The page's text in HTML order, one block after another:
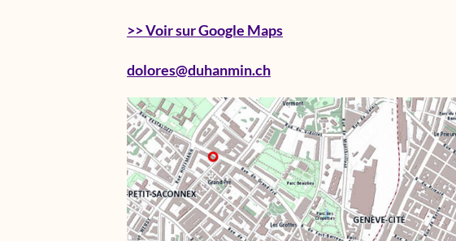
>> Voir sur Google Maps
dolores@duhanmin.ch